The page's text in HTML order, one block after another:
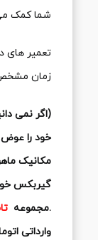
شما کمک
تعمیر های
زمان
(اگر نمی
خود را
مکانیک
گیربکس
.مجموعه
وارداتی